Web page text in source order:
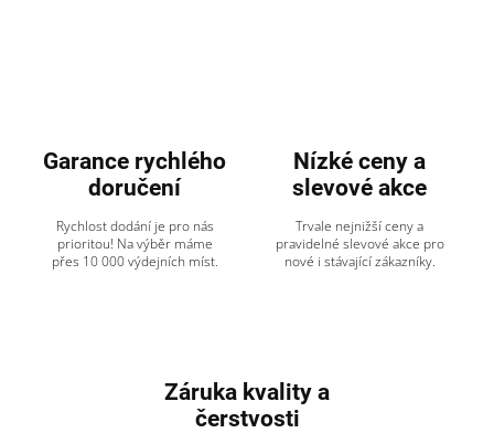
Garance rychlého
doručení
Rychlost dodání je pro nás
prioritou! Na výběr máme
přes 10 000 výdejních míst.
Nízké ceny a
slevové akce
Trvale nejnižší ceny a
pravidelné slevové akce pro
nové i stávající zákazníky.
Záruka kvality a
čerstvosti